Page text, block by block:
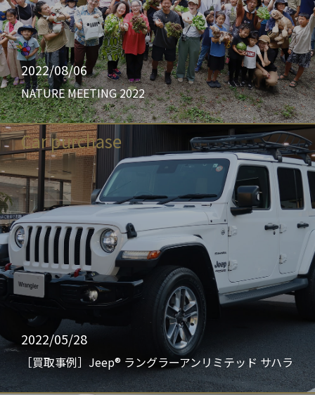
2022/08/06
NATURE MEETING 2022
Car purchase
2022/05/28
［買取事例］Jeep® ラングラーアンリミテッド サハラ